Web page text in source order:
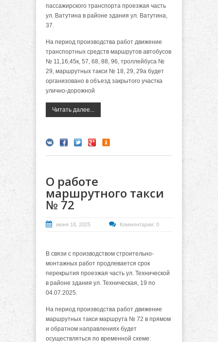
пассажирского транспорта проезжая часть
ул. Ватутина в районе здания ул. Ватутина,
37.
На период производства работ движение
транспортных средств маршрутов автобусов
№ 11,16,45к, 57, 68, 88, 96, троллейбуса №
29, маршрутных такси № 18, 29, 29а будет
организовано в объезд закрытого участка
улично-дорожной
Читать далее...
О работе
маршрутного такси
№ 72
июня 18, 2025 Комментарии: 0
В связи с производством строительно-
монтажных работ продлевается срок
перекрытия проезжая часть ул. Технической
в районе здания ул. Техническая, 19 по
04.07.2025.
На период производства работ движение
маршрутных такси маршрута № 72 в прямом
и обратном направлениях будет
осуществляться по временной схеме: